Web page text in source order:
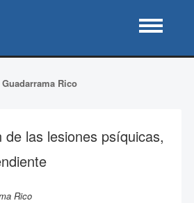
Guadarrama Rico
de las lesiones psíquicas,
Rico